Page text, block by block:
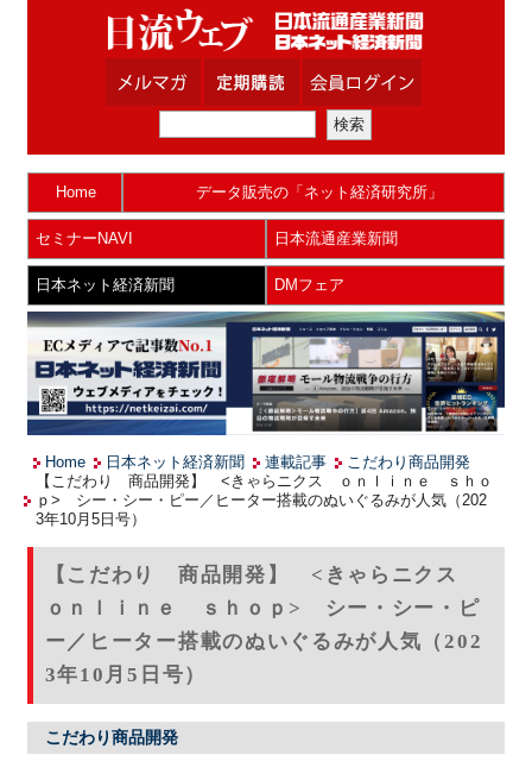
Home データ販売の「ネット経済研究所」
セミナーNAVI 日本流通産業新聞
日本ネット経済新聞 DMフェア
Home 日本ネット経済新聞 連載記事
こだわり商品開発
【こだわり 商品開発】 <きゃらニクス ｏｎｌｉｎｅ ｓｈｏ
ｐ> シー・シー・ピー／ヒーター搭載のぬいぐるみが人気（202
3年10月5日号）
【こだわり 商品開発】 <きゃらニクス
ｏｎｌｉｎｅ ｓｈｏｐ> シー・シー・ピ
ー／ヒーター搭載のぬいぐるみが人気（202
3年10月5日号）
こだわり商品開発